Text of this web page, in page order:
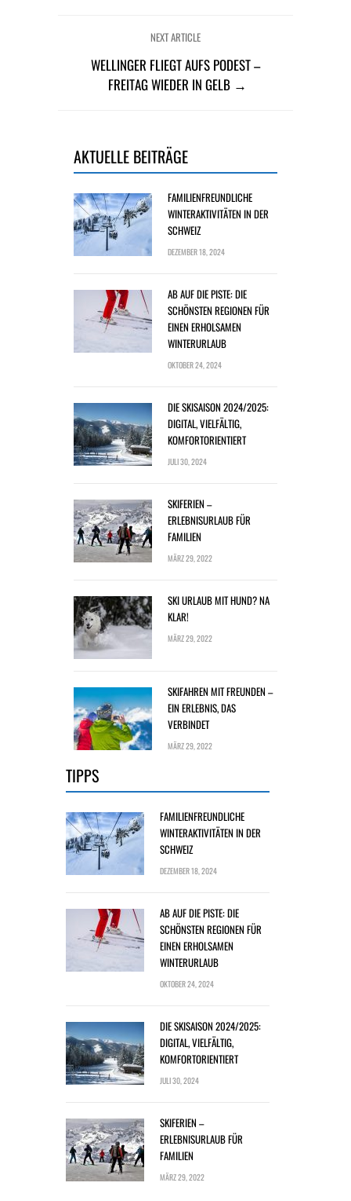
NEXT ARTICLE
WELLINGER FLIEGT AUFS PODEST –
FREITAG WIEDER IN GELB →
AKTUELLE BEITRÄGE
FAMILIENFREUNDLICHE
WINTERAKTIVITÄTEN IN DER
SCHWEIZ
DEZEMBER 18, 2024
AB AUF DIE PISTE: DIE
SCHÖNSTEN REGIONEN FÜR
EINEN ERHOLSAMEN
WINTERURLAUB
OKTOBER 24, 2024
DIE SKISAISON 2024/2025:
DIGITAL, VIELFÄLTIG,
KOMFORTORIENTIERT
JULI 30, 2024
SKIFERIEN –
ERLEBNISURLAUB FÜR
FAMILIEN
MÄRZ 29, 2022
SKI URLAUB MIT HUND? NA
KLAR!
MÄRZ 29, 2022
SKIFAHREN MIT FREUNDEN –
EIN ERLEBNIS, DAS
VERBINDET
MÄRZ 29, 2022
TIPPS
FAMILIENFREUNDLICHE
WINTERAKTIVITÄTEN IN DER
SCHWEIZ
DEZEMBER 18, 2024
AB AUF DIE PISTE: DIE
SCHÖNSTEN REGIONEN FÜR
EINEN ERHOLSAMEN
WINTERURLAUB
OKTOBER 24, 2024
DIE SKISAISON 2024/2025:
DIGITAL, VIELFÄLTIG,
KOMFORTORIENTIERT
JULI 30, 2024
SKIFERIEN –
ERLEBNISURLAUB FÜR
FAMILIEN
MÄRZ 29, 2022